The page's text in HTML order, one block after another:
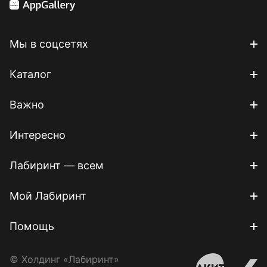
Мы в соцсетях
Каталог
Важно
Интересно
Лабиринт — всем
Мой Лабиринт
Помощь
© Холдинг «Лабиринт»